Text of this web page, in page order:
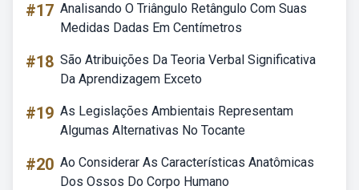
#17 Analisando O Triângulo Retângulo Com Suas
Medidas Dadas Em Centímetros
#18 São Atribuições Da Teoria Verbal Significativa
Da Aprendizagem Exceto
#19 As Legislações Ambientais Representam
Algumas Alternativas No Tocante
#20 Ao Considerar As Características Anatômicas
Dos Ossos Do Corpo Humano